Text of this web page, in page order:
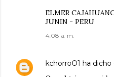
ELMER
JUNIN - PERU
4:08 a. m.
kchorroO1 ha dicho